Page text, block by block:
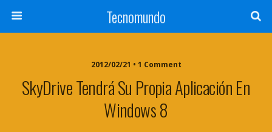
Tecnomundo
2012/02/21 • 1 Comment
SkyDrive Tendrá Su Propia Aplicación En
Windows 8